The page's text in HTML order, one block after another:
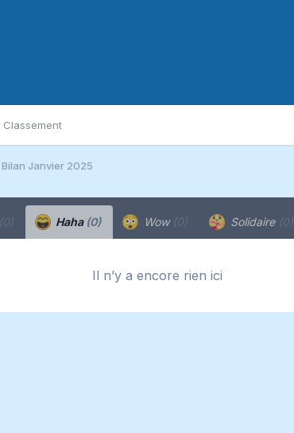
Classement
Bilan Janvier 2025
(0) Haha (0) Wow (0) Solidaire (0)
Il n’y a encore rien ici